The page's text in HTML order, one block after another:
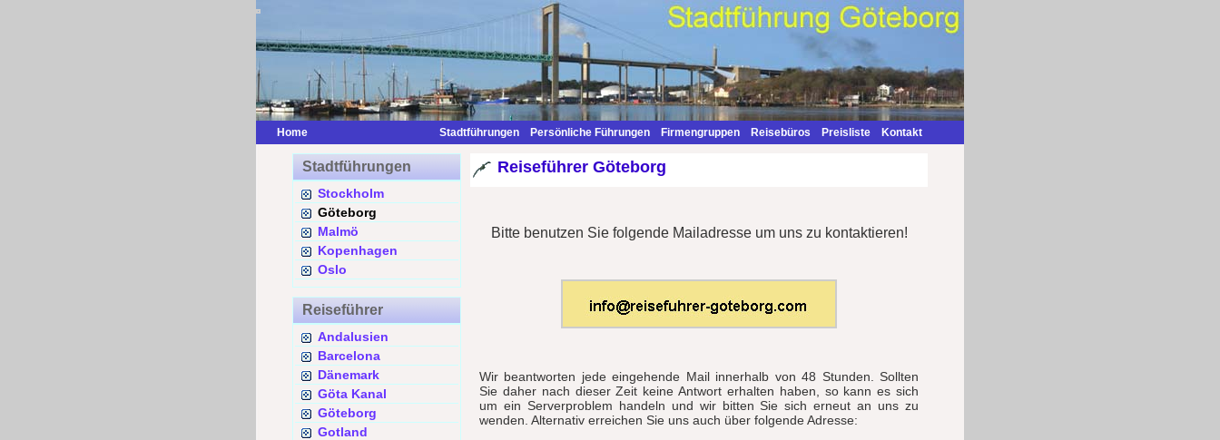
Home Stadtführungen Persönliche Führungen Firmengruppen Reisebüros Preisliste Kontakt
Stadtführungen
Stockholm
Göteborg
Malmö
Kopenhagen
Oslo
Reiseführer
Andalusien
Barcelona
Dänemark
Göta Kanal
Göteborg
Gotland
Reiseführer Göteborg
Bitte benutzen Sie folgende Mailadresse um uns zu kontaktieren!
Wir beantworten jede eingehende Mail innerhalb von 48 Stunden. Sollten
Sie daher nach dieser Zeit keine Antwort erhalten haben, so kann es sich
um ein Serverproblem handeln und wir bitten Sie sich erneut an uns zu
wenden. Alternativ erreichen Sie uns auch über folgende Adresse: